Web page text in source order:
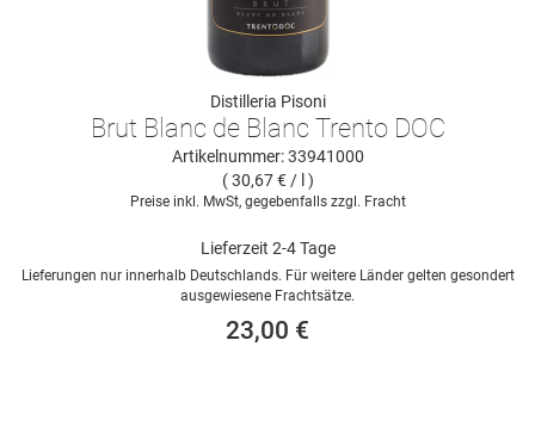
Distilleria Pisoni
Brut Blanc de Blanc Trento DOC
Artikelnummer: 33941000
( 30,67 € / l )
Preise inkl. MwSt, gegebenfalls zzgl. Fracht
Lieferzeit 2-4 Tage
Lieferungen nur innerhalb Deutschlands. Für weitere Länder gelten gesondert
ausgewiesene Frachtsätze.
23,00 €